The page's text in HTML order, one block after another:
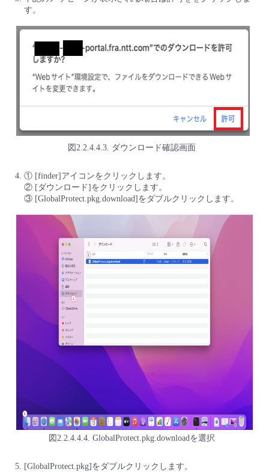
す。
図2.2.4.4.3. ダウンロード確認画面
① [finder]アイコンをクリックします。
② [ダウンロード]をクリックします。
③ [GlobalProtect.pkg.download]をダブルクリックします。
図2.2.4.4.4. GlobalProtect.pkg.downloadを選択
[GlobalProtect.pkg]をダブルクリックします。